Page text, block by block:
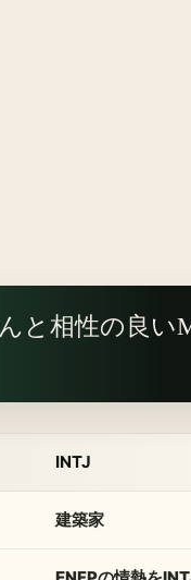
と相性の良い
INTJ
建築家